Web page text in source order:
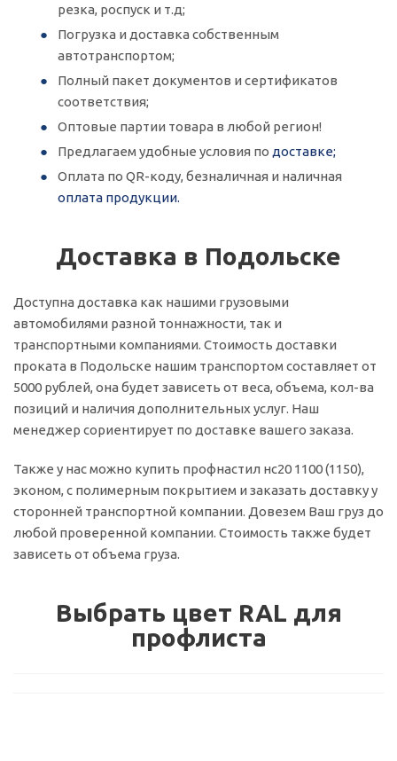
резка, роспуск и т.д;
Погрузка и доставка собственным
автотранспортом;
Полный пакет документов и сертификатов
соответствия;
Оптовые партии товара в любой регион!
Предлагаем удобные условия по доставке;
Оплата по QR-коду, безналичная и наличная
оплата продукции.
Доставка в Подольске
Доступна доставка как нашими грузовыми
автомобилями разной тоннажности, так и
транспортными компаниями. Стоимость доставки
проката в Подольске нашим транспортом составляет от
5000 рублей, она будет зависеть от веса, объема, кол-ва
позиций и наличия дополнительных услуг. Наш
менеджер сориентирует по доставке вашего заказа.
Также у нас можно купить профнастил нс20 1100 (1150),
эконом, с полимерным покрытием и заказать доставку у
сторонней транспортной компании. Довезем Ваш груз до
любой проверенной компании. Стоимость также будет
зависеть от объема груза.
Выбрать цвет RAL для
профлиста